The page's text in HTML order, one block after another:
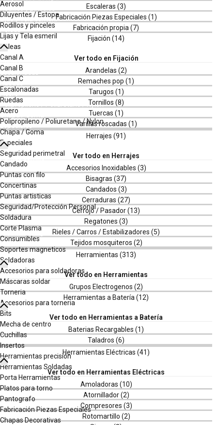
Rodillos y pinceles
Lijas y Tela esmeril
Poleas
Canal A
Canal B
Canal C
Escalonadas
Ruedas
Acero
Polipropileno / Poliuretano / Nylon
Chapa / Goma
Especiales
Seguridad perimetral
Candado
Puntas con filo
Concertinas
Puntas artisticas
Seguridad/Protección Personal
Soldadura
Corte Plasma
Consumibles
Soportes magneticos
Soldadoras
Accesorios para soldadoras
Máscaras soldar
Torneria
Accesorios para torneria
Bits
Mecha de centro
Cuchillas
Insertos
Herramientas precisión
Herramientas Soldadas
Porta Herramientas
Platos para torno
Pantografo
Fabricación Piezas Especiales
Chapas Decorativas
Fabricación propia
Aerosol
Diluyentes / Estopa
Rodillos y pinceles
Lijas y Tela esmeril
Poleas
Canal A
Canal B
Canal C
Escalonadas
Ruedas
Acero
Polipropileno / Poliuretano / Nylon
Chapa / Goma
Especiales
Seguridad perimetral
Candado
Puntas con filo
Concertinas
Puntas artisticas
Seguridad/Protección Personal
Soldadura
Corte Plasma
Consumibles
Soportes magneticos
Soldadoras
Accesorios para soldadoras
Máscaras soldar
Torneria
Accesorios para torneria
Bits
Mecha de centro
Cuchillas
Insertos
Herramientas precisión
Herramientas Soldadas
Porta Herramientas
Platos para torno
Pantografo
Fabricación Piezas Especiales
Chapas Decorativas